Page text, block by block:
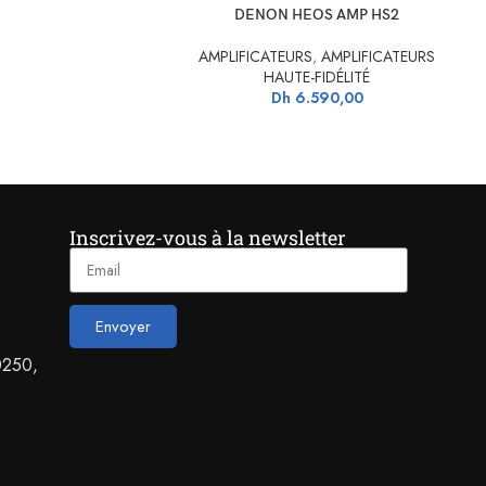
périphérique de lecture audio depuis toute application iOS sur
AJOUTER AU PANIER
DENON HEOS AMP HS2
AMPLIFICATEURS, AMPLIFICATEURS
HAUTE-FIDÉLITÉ
Dh 6.590,00
Inscrivez-vous à la newsletter
Envoyer